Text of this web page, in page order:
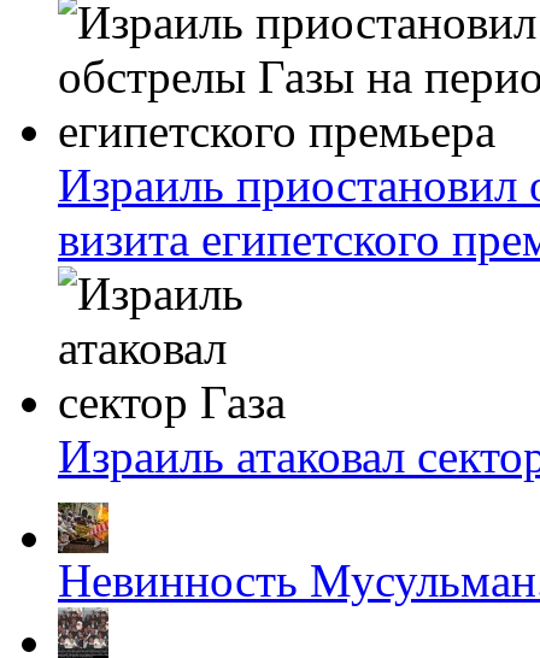
Израиль приостановил
визита египетского
Израиль атаковал
Невинность